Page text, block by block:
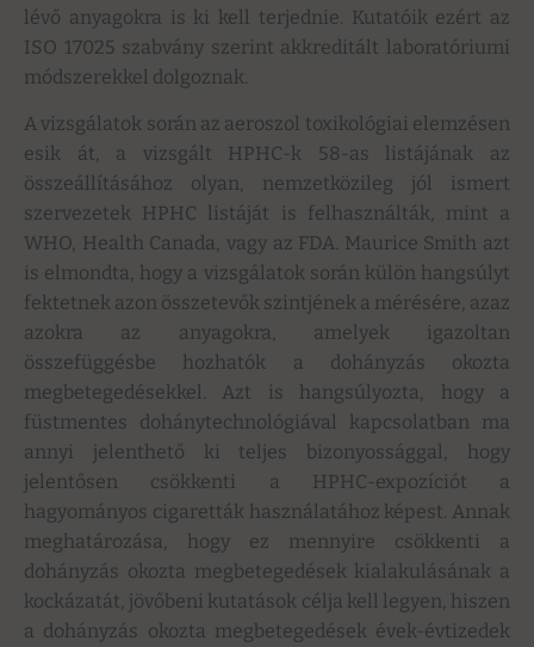
lévő anyagokra is ki kell terjednie. Kutatóik ezért az
ISO 17025 szabvány szerint akkreditált laboratóriumi
módszerekkel dolgoznak.
A vizsgálatok során az aeroszol toxikológiai elemzésen
esik át, a vizsgált HPHC-k 58-as listájának az
összeállításához olyan, nemzetközileg jól ismert
szervezetek HPHC listáját is felhasználták, mint a
WHO, Health Canada, vagy az FDA. Maurice Smith azt
is elmondta, hogy a vizsgálatok során külön hangsúlyt
fektetnek azon összetevők szintjének a mérésére, azaz
azokra az anyagokra, amelyek igazoltan
összefüggésbe hozhatók a dohányzás okozta
megbetegedésekkel. Azt is hangsúlyozta, hogy a
füstmentes dohánytechnológiával kapcsolatban ma
annyi jelenthető ki teljes bizonyossággal, hogy
jelentősen csökkenti a HPHC-expozíciót a
hagyományos cigaretták használatához képest. Annak
meghatározása, hogy ez mennyire csökkenti a
dohányzás okozta megbetegedések kialakulásának a
kockázatát, jövőbeni kutatások célja kell legyen, hiszen
a dohányzás okozta megbetegedések évek-évtizedek